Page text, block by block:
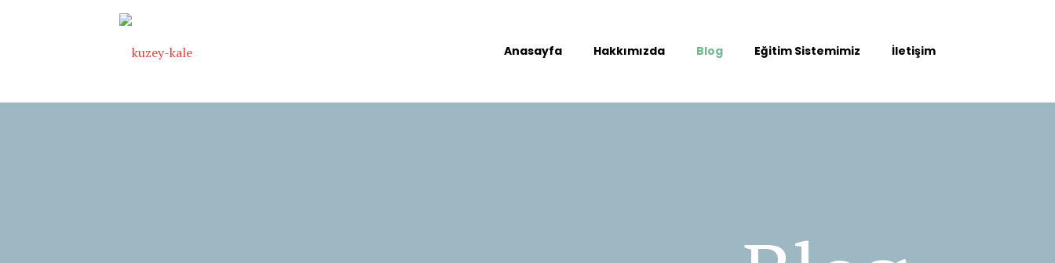
Anasayfa Hakkımızda Blog Eğitim Sistemimiz İletişim